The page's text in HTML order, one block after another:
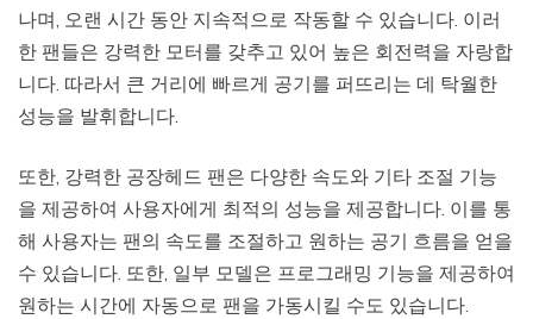
나며, 오랜 시간 동안 지속적으로 작동할 수 있습니다. 이러
한 팬들은 강력한 모터를 갖추고 있어 높은 회전력을 자랑합
니다. 따라서 큰 거리에 빠르게 공기를 퍼뜨리는 데 탁월한
성능을 발휘합니다.
또한, 강력한 공장헤드 팬은 다양한 속도와 기타 조절 기능
을 제공하여 사용자에게 최적의 성능을 제공합니다. 이를 통
해 사용자는 팬의 속도를 조절하고 원하는 공기 흐름을 얻을
수 있습니다. 또한, 일부 모델은 프로그래밍 기능을 제공하여
원하는 시간에 자동으로 팬을 가동시킬 수도 있습니다.